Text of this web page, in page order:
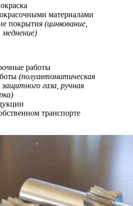
материалами
покрытия (цинкование,
меднение)
работы
(полуавтоматическая
защитного газа, ручная
транспорте